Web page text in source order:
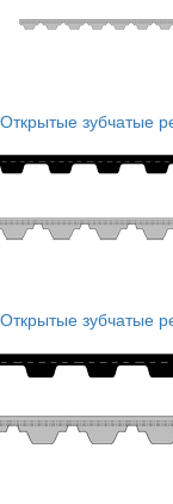
Открытые зубчатые
Открытые зубчатые